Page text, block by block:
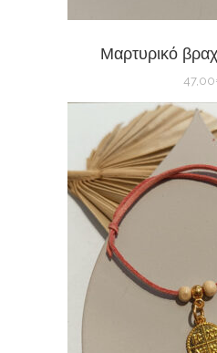
Μαρτυρικό
47,00